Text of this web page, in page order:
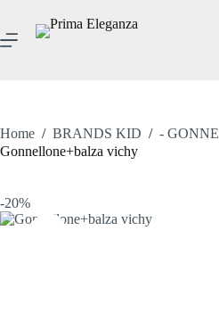
contenuto
Home / BRANDS KID / - GONNE
Gonnellone+balza vichy
-20%